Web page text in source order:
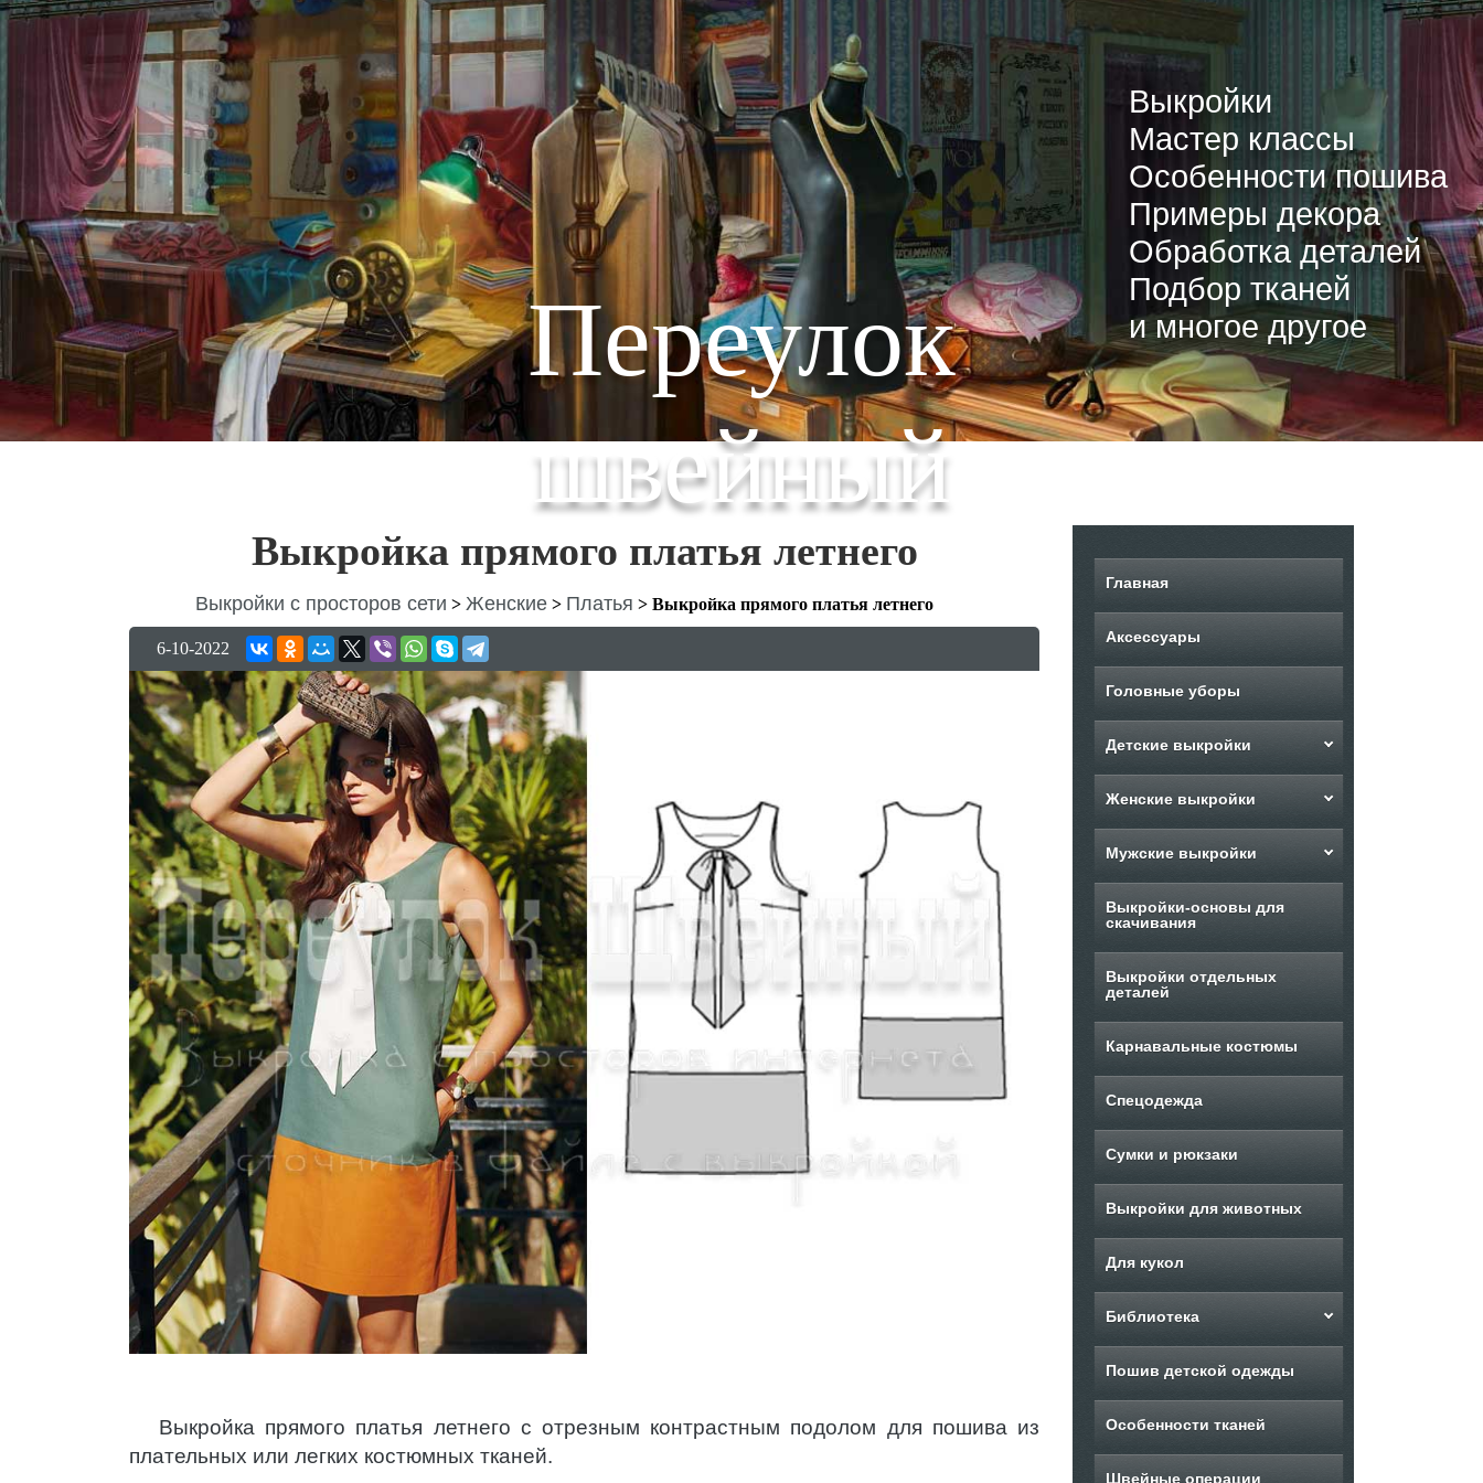
Переулок
швейный
Выкройки
Мастер классы
Особенности пошива
Примеры декора
Обработка деталей
Подбор тканей
и многое другое
Выкройка прямого платья летнего
Выкройки с просторов сети > Женские > Платья > Выкройка прямого платья летнего
6-10-2022
Выкройка прямого платья летнего с отрезным контрастным подолом для пошива из
плательных или легких костюмных тканей.
Главная
Аксессуары
Головные уборы
Детские выкройки
Женские выкройки
Мужские выкройки
Выкройки-основы для
скачивания
Выкройки отдельных
деталей
Карнавальные костюмы
Спецодежда
Сумки и рюкзаки
Выкройки для животных
Для кукол
Библиотека
Пошив детской одежды
Особенности тканей
Швейные операции